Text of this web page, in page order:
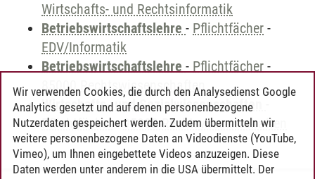
Wirtschafts- und Rechtsinformatik
Betriebswirtschaftslehre - Pflichtfächer -
EDV/Informatik
Betriebswirtschaftslehre - Pflichtfächer -
85000 Rechtswissenschaften
Wirtschafts- und Sozialwissenschaften
Pflichtfächer-95000 Rechtswissenschaften
Wir verwenden Cookies, die durch den Analysedienst Google
Analytics gesetzt und auf denen personenbezogene
Nutzerdaten gespeichert werden. Zudem übermitteln wir
weitere personenbezogene Daten an Videodienste (YouTube,
Vimeo), um Ihnen eingebettete Videos anzuzeigen. Diese
Daten werden unter anderem in die USA übermittelt. Der